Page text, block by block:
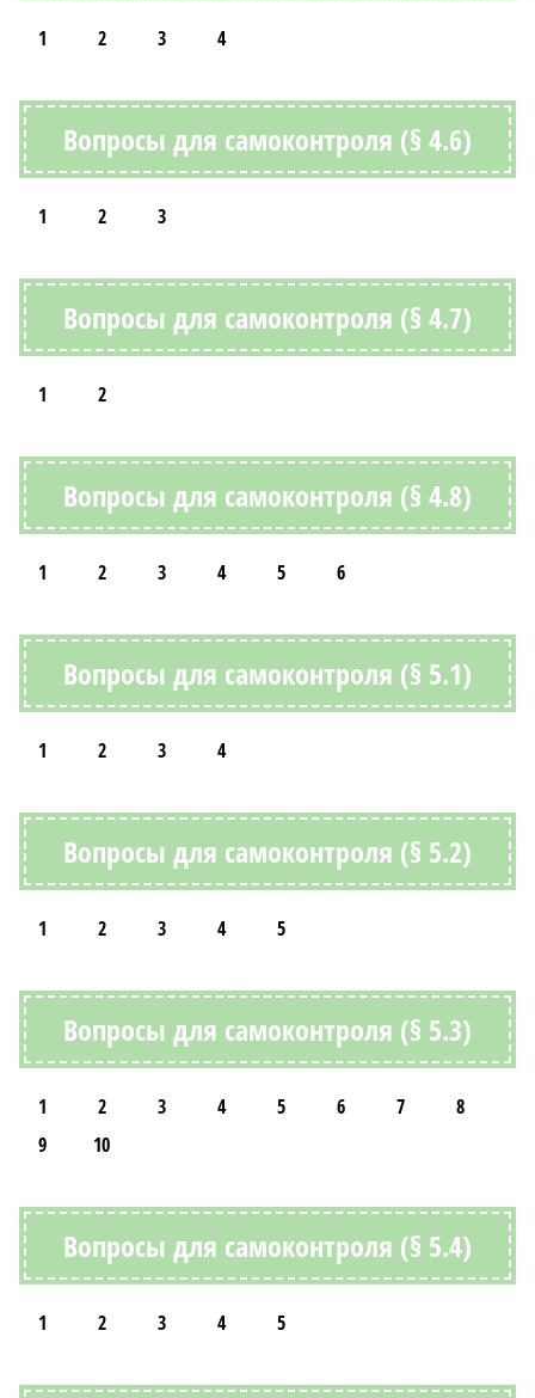
1 2 3 4
Вопросы для самоконтроля (§ 4.6)
1 2 3
Вопросы для самоконтроля (§ 4.7)
1 2
Вопросы для самоконтроля (§ 4.8)
1 2 3 4 5 6
Вопросы для самоконтроля (§ 5.1)
1 2 3 4
Вопросы для самоконтроля (§ 5.2)
1 2 3 4 5
Вопросы для самоконтроля (§ 5.3)
1 2 3 4 5 6 7
8
9
10
Вопросы для самоконтроля (§ 5.4)
1 2 3 4 5